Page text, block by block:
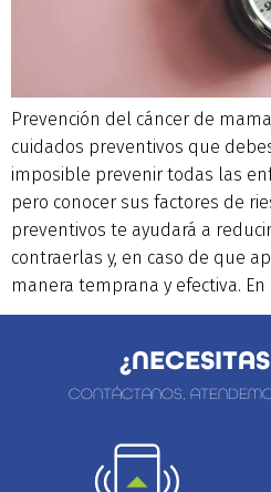
Prevención del cáncer de
cuidados preventivos que
imposible prevenir todas las
pero conocer sus factores de
preventivos te ayudará a
contraerlas y, en caso de que
manera temprana y efectiva. En
CONTÁCTANOS,